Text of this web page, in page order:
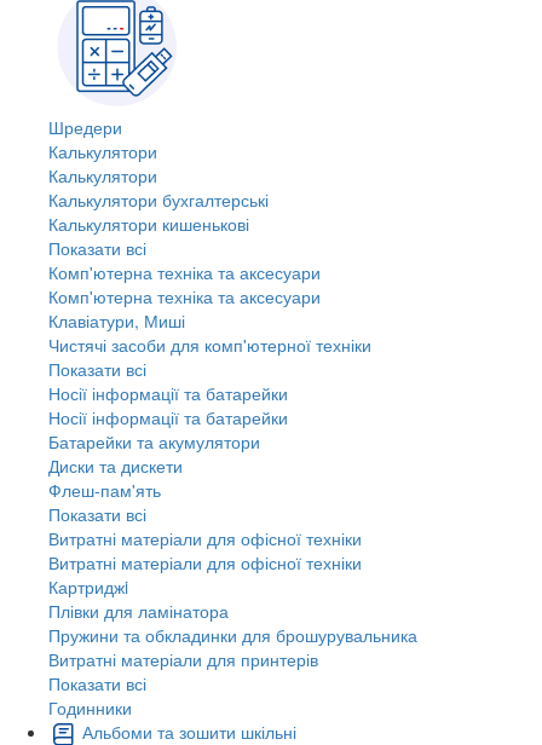
Шредери
Калькулятори
Калькулятори
Калькулятори бухгалтерські
Калькулятори кишенькові
Показати всі
Комп'ютерна техніка та аксесуари
Комп'ютерна техніка та аксесуари
Клавіатури, Миші
Чистячі засоби для комп'ютерної техніки
Показати всі
Носії інформації та батарейки
Носії інформації та батарейки
Батарейки та акумулятори
Диски та дискети
Флеш-пам'ять
Показати всі
Витратні матеріали для офісної техніки
Витратні матеріали для офісної техніки
Картриджi
Плівки для ламінатора
Пружини та обкладинки для брошурувальника
Витратні матеріали для принтерів
Показати всі
Годинники
Альбоми та зошити шкільні